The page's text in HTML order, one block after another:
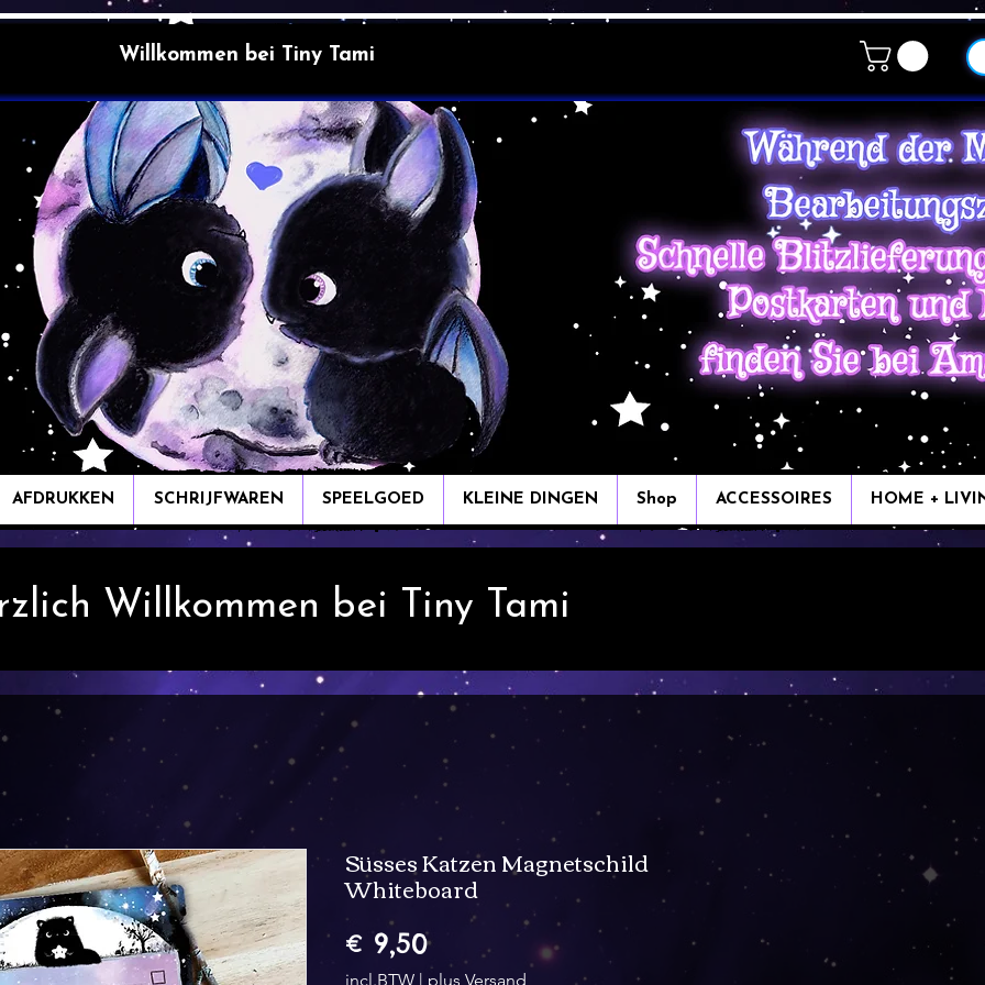
Willkommen bei Tiny Tami
AFDRUKKEN SCHRIJFWAREN SPEELGOED KLEINE DINGEN Shop ACCESSOIRES HOME +
Willkommen bei Tiny Tami
Süsses Katzen Magnetschild
Whiteboard
€ 9,50Prijs
incl.BTW | plus Versand